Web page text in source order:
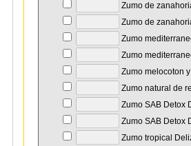
Zumo de
Zumo de
Zumo
Zumo
Zumo melocoton
Zumo natural de
Zumo SAB Detox
Zumo SAB Detox
Zumo tropical